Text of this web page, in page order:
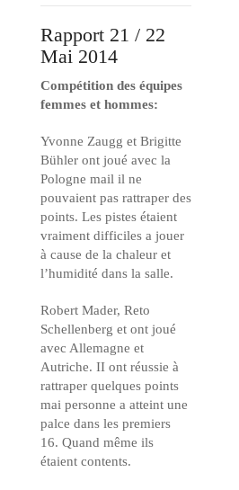
Rapport 21 / 22
Mai 2014
Compétition des équipes
femmes et hommes:
Yvonne Zaugg et Brigitte
Bühler ont joué avec la
Pologne mail il ne
pouvaient pas rattraper des
points. Les pistes étaient
vraiment difficiles a jouer
à cause de la chaleur et
l’humidité dans la salle.
Robert Mader, Reto
Schellenberg et ont joué
avec Allemagne et
Autriche. II ont réussie à
rattraper quelques points
mai personne a atteint une
palce dans les premiers
16. Quand même ils
étaient contents.